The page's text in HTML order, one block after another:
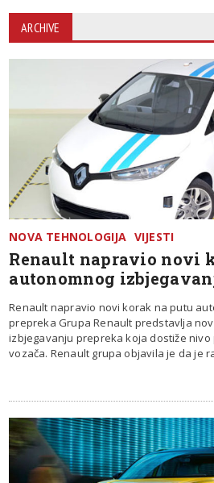
ARCHIVE
NOVA TEHNOLOGIJA VIJESTI
Renault napravio novi
autonomnog
Renault napravio novi korak na putu
prepreka Grupa Renault predstavlja
izbjegavanju prepreka koja dostiže
vozača. Renault grupa objavila je da je